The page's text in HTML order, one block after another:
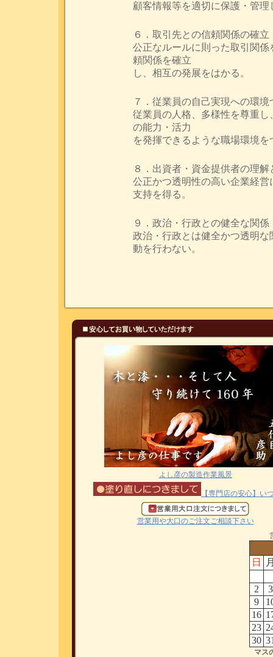
顧客情報等を適切に保護・管
６．取引先との信頼関係の確立
公正なルールに則った取引関
頼関係を確立
し、相互の発展をはかる。
７．従業員の自己実現への環境
従業員の人格、多様性を尊重
の能力・活力
を発揮できるような職場環境を
８．出資者・資金提供者の理解
公正かつ透明性の高い企業経
支持を得る。
９．政治・行政との健全な関係
政治・行政とは健全かつ透明
動を行わない。
よし彦の製造作業風景
【専門店の安心】い
営業用や大口のご注文ご相談下さい
日
2
3
9
16
23
30
マス